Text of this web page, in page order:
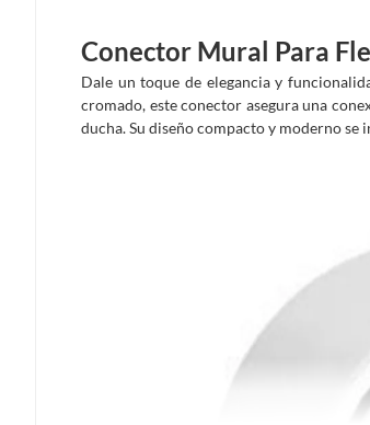
Conector Mural Para
Dale un toque de elegancia y
cromado, este conector asegura una
ducha. Su diseño compacto y moderno